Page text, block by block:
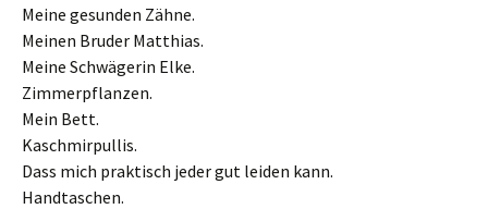
Meine gesunden Zähne.
Meinen Bruder Matthias.
Meine Schwägerin Elke.
Zimmerpflanzen.
Mein Bett.
Kaschmirpullis.
Dass mich praktisch jeder gut leiden kann.
Handtaschen.